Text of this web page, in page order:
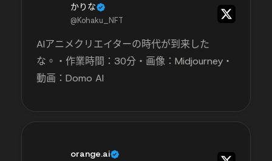
かりな
@Kohaku_NFT
AIアニメクリエイターの時代が到来した
な。・作業時間：30分・画像：Midjourney・
動画：Domo AI
orange.ai